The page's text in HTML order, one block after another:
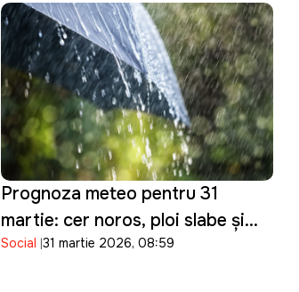
Prognoza meteo pentru 31
martie: cer noros, ploi slabe și
temperaturi moderate în toată
Social 31 martie 2026, 08:59